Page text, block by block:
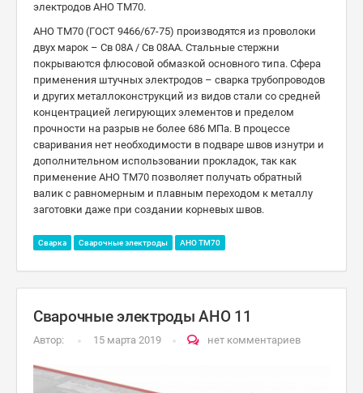
электродов АНО ТМ70.
АНО ТМ70 (ГОСТ 9466/67-75) производятся из проволоки
двух марок – Св 08А / Св 08АА. Стальные стержни
покрываются флюсовой обмазкой основного типа. Сфера
применения штучных электродов – сварка трубопроводов
и других металлоконструкций из видов стали со средней
концентрацией легирующих элементов и пределом
прочности на разрыв не более 686 МПа. В процессе
сваривания нет необходимости в подваре швов изнутри и
дополнительном использовании прокладок, так как
применение АНО ТМ70 позволяет получать обратный
валик с равномерным и плавным переходом к металлу
заготовки даже при создании корневых швов.
Сварка Сварочные электроды АНО ТМ70
Сварочные электроды АНО 11
Автор: 15 марта 2019 нет комментариев